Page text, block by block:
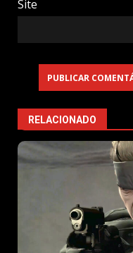
Site
RELACIONADO